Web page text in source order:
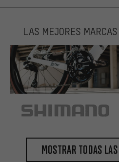
LAS MEJORES
Mostrar todas las